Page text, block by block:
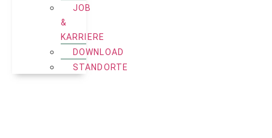
JOB
&
KARRIERE
DOWNLOAD
STANDORTE